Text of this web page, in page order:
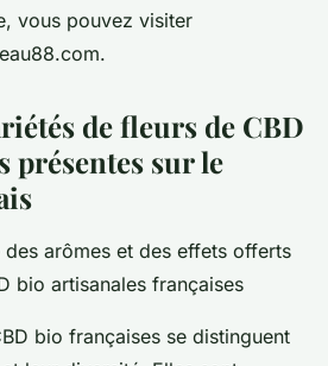
vous pouvez visiter
de fleurs de CBD
présentes sur le
arômes et des effets offerts
bio artisanales françaises
bio françaises se distinguent